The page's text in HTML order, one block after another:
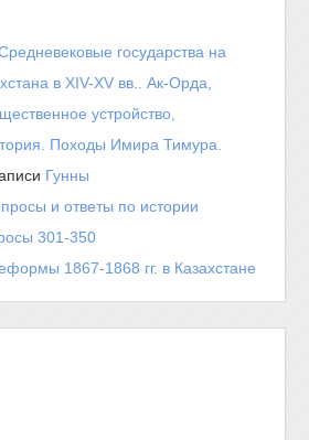
государства на
в XIV-XV вв.. Ак-Орда,
устройство,
Походы Имира Тимура.
Гунны
и ответы по истории
301-350
1867-1868 гг. в Казахстане